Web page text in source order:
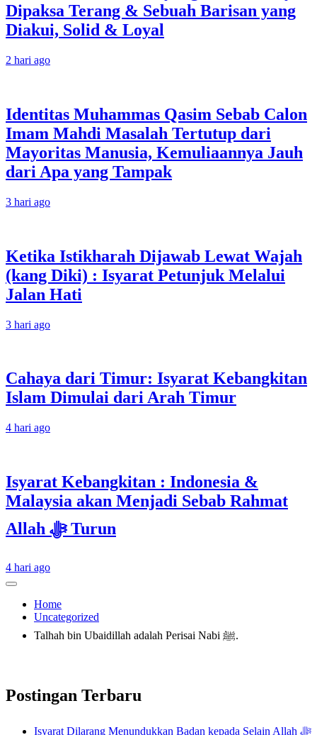
Dipaksa Terang & Sebuah Barisan yang
Diakui, Solid & Loyal
2 hari ago
Identitas Muhammas Qasim Sebab Calon
Imam Mahdi Masalah Tertutup dari
Mayoritas Manusia, Kemuliaannya Jauh
dari Apa yang Tampak
3 hari ago
Ketika Istikharah Dijawab Lewat Wajah
(kang Diki) : Isyarat Petunjuk Melalui
Jalan Hati
3 hari ago
Cahaya dari Timur: Isyarat Kebangkitan
Islam Dimulai dari Arah Timur
4 hari ago
Isyarat Kebangkitan : Indonesia &
Malaysia akan Menjadi Sebab Rahmat
Allah ﷻ Turun
4 hari ago
Home
Uncategorized
Talhah bin Ubaidillah adalah Perisai Nabi ﷺ.
Postingan Terbaru
Isyarat Dilarang Menundukkan Badan kepada Selain Allah ﷻ